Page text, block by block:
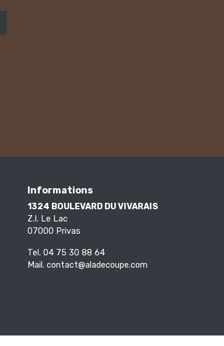
Informations
1324 BOULEVARD DU VIVARAIS
Z.I. Le Lac
07000 Privas
Tel. 04 75 30 88 64
Mail. contact@aladecoupe.com